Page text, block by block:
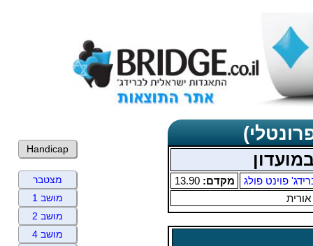
פוינט פולג מקדם:13.90
אורית
Handicap
מצטבר
מושב 1
מושב 2
מושב 4